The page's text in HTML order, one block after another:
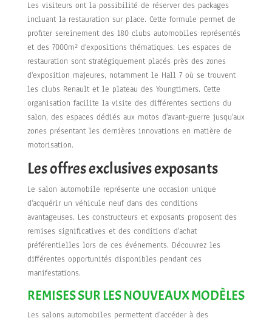
Les visiteurs ont la possibilité de réserver des packages
incluant la restauration sur place. Cette formule permet de
profiter sereinement des 180 clubs automobiles représentés
et des 7000m² d'expositions thématiques. Les espaces de
restauration sont stratégiquement placés près des zones
d'exposition majeures, notamment le Hall 7 où se trouvent
les clubs Renault et le plateau des Youngtimers. Cette
organisation facilite la visite des différentes sections du
salon, des espaces dédiés aux motos d'avant-guerre jusqu'aux
zones présentant les dernières innovations en matière de
motorisation.
Les offres exclusives exposants
Le salon automobile représente une occasion unique
d'acquérir un véhicule neuf dans des conditions
avantageuses. Les constructeurs et exposants proposent des
remises significatives et des conditions d'achat
préférentielles lors de ces événements. Découvrez les
différentes opportunités disponibles pendant ces
manifestations.
REMISES SUR LES NOUVEAUX MODÈLES
Les salons automobiles permettent d'accéder à des